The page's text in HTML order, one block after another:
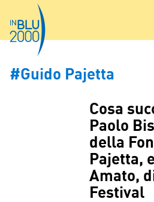
#Guido Pajetta
Cosa
Paolo
della
Pajetta,
Amato,
Festival